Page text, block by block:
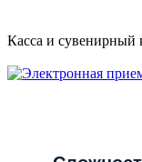
Касса и сувенирный